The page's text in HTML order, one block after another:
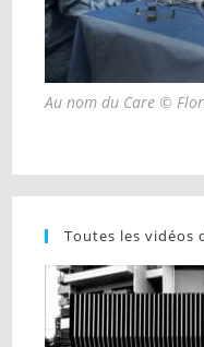
Au nom du Care ©
Toutes les vidéos